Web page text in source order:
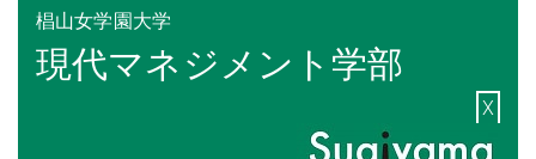
椙山女学園大学
現代マネジメント学部
X